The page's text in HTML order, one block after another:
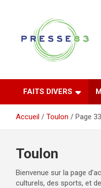
Presse
FAITS DIVERS
Accueil Toulon Page 33
Toulon
Bienvenue sur la page
culturels, des sports, et